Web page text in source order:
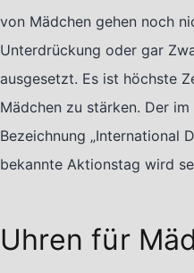
von Mädchen gehen noch
Unterdrückung oder gar
ausgesetzt. Es ist höchste
Mädchen zu stärken. Der
Bezeichnung „International
bekannte Aktionstag wird
Uhren für